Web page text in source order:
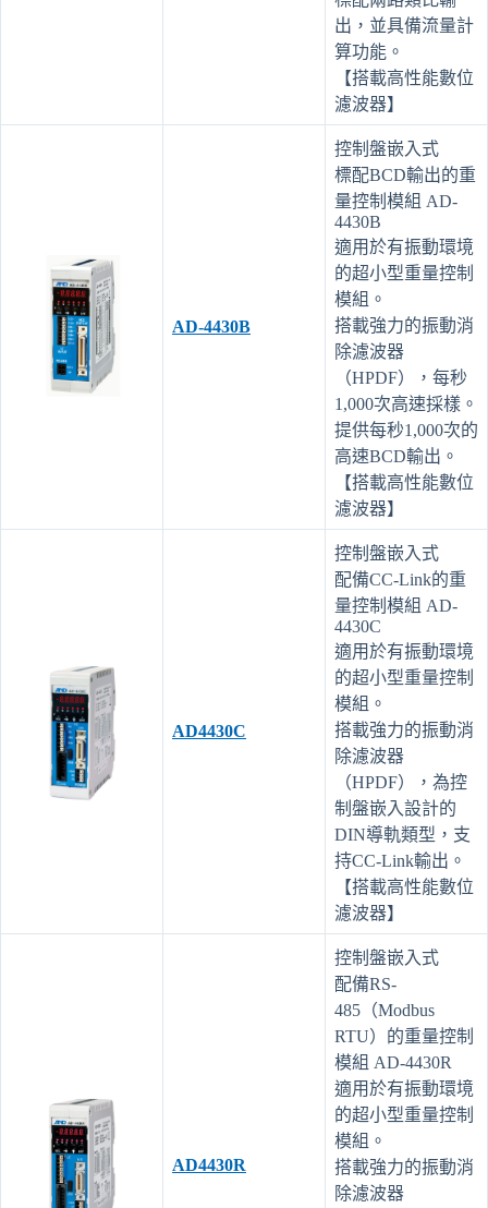
出，並具備流量計
算功能。
【搭載高性能數位
濾波器】
AD-4430B
控制盤嵌入式
標配BCD輸出的重
量控制模組 AD-
4430B
適用於有振動環境
的超小型重量控制
模組。
搭載強力的振動消
除濾波器
（HPDF），每秒
1,000次高速採樣。
提供每秒1,000次的
高速BCD輸出。
【搭載高性能數位
濾波器】
AD4430C
控制盤嵌入式
配備CC-Link的重
量控制模組 AD-
4430C
適用於有振動環境
的超小型重量控制
模組。
搭載強力的振動消
除濾波器
（HPDF），為控
制盤嵌入設計的
DIN導軌類型，支
持CC-Link輸出。
【搭載高性能數位
濾波器】
AD4430R
控制盤嵌入式
配備RS-
485（Modbus
RTU）的重量控制
模組 AD-4430R
適用於有振動環境
的超小型重量控制
模組。
搭載強力的振動消
除濾波器